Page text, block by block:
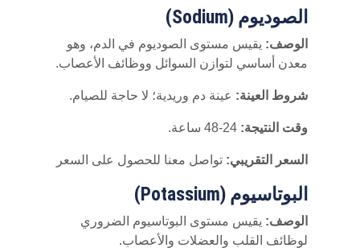
الصوديوم (Sodium)
الوصف: يقيس مستوى الصوديوم في الدم، وهو
معدن أساسي لتوازن السوائل ووظائف الأعصاب.
شروط العينة: عينة دم وريدية؛ لا حاجة للصيام.
وقت النتيجة:
السعر التقريبي: تواصل معنا للحصول على السعر
البوتاسيوم (Potassium)
الوصف: يقيس مستوى البوتاسيوم الضروري
لوظائف القلب والعضلات والأعصاب.